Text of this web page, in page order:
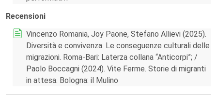
Recensioni
Vincenzo Romania, Joy Paone, Stefano Allievi (2025).
Diversità e convivenza. Le conseguenze culturali delle
migrazioni. Roma-Bari: Laterza collana “Anticorpi”; /
Paolo Boccagni (2024). Vite Ferme. Storie di migranti
in attesa. Bologna: il Mulino